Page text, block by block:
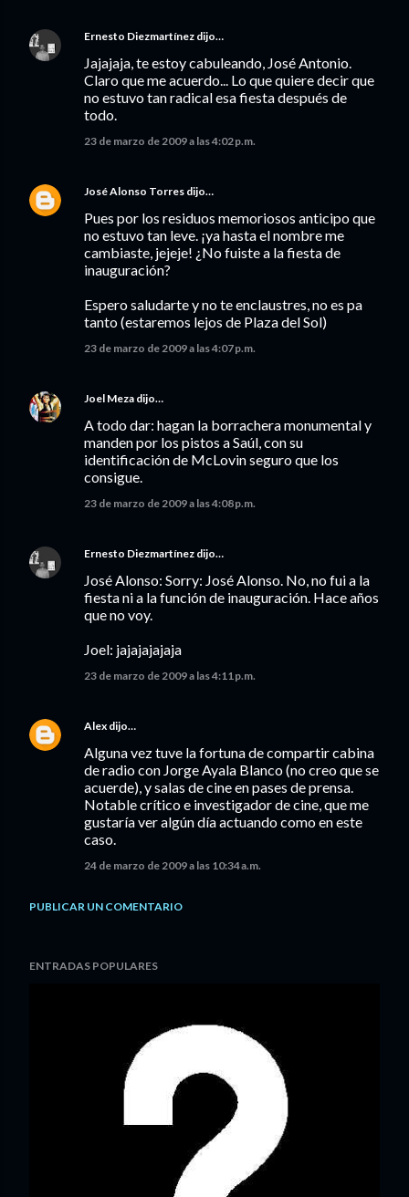
Ernesto Diezmartínez dijo…
Jajajaja, te estoy cabuleando, José Antonio.
Claro que me acuerdo... Lo que quiere decir que
no estuvo tan radical esa fiesta después de
todo.
23 de marzo de 2009 a las 4:02 p.m.
José Alonso Torres dijo…
Pues por los residuos memoriosos anticipo que
no estuvo tan leve. ¡ya hasta el nombre me
cambiaste, jejeje! ¿No fuiste a la fiesta de
inauguración?
Espero saludarte y no te enclaustres, no es pa
tanto (estaremos lejos de Plaza del Sol)
23 de marzo de 2009 a las 4:07 p.m.
Joel Meza dijo…
A todo dar: hagan la borrachera monumental y
manden por los pistos a Saúl, con su
identificación de McLovin seguro que los
consigue.
23 de marzo de 2009 a las 4:08 p.m.
Ernesto Diezmartínez dijo…
José Alonso: Sorry: José Alonso. No, no fui a la
fiesta ni a la función de inauguración. Hace años
que no voy.
Joel: jajajajajaja
23 de marzo de 2009 a las 4:11 p.m.
Alex dijo…
Alguna vez tuve la fortuna de compartir cabina
de radio con Jorge Ayala Blanco (no creo que se
acuerde), y salas de cine en pases de prensa.
Notable crítico e investigador de cine, que me
gustaría ver algún día actuando como en este
caso.
24 de marzo de 2009 a las 10:34 a.m.
PUBLICAR UN COMENTARIO
ENTRADAS POPULARES